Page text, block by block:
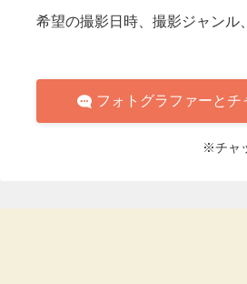
希望の撮影日時、撮影ジャンル
フォトグラファーとチ
※チャ